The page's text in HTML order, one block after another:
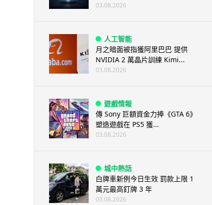
03.08.2026
人工智能
月之暗面被指獲阿里巴巴 提供
NVIDIA 2 萬晶片訓練 Kimi...
03.08.2026
遊戲情報
傳 Sony 巨額資金力捧《GTA 6》
塑造遊戲在 PS5 獲...
03.08.2026
城中熱話
白牌車新例今日生效 罰款上限 1
萬元最高釘牌 3 年
03.08.2026